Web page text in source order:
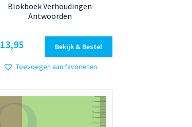
Blokboek Verhoudingen
Antwoorden
13,95 Bekijk & Bestel
Toevoegen aan favorieten